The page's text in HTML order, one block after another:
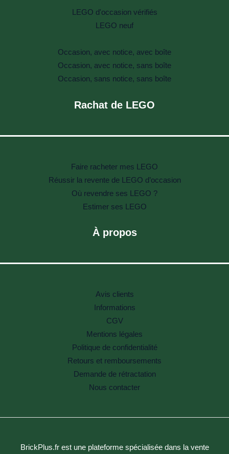
LEGO d'occasion vérifiés
LEGO neuf
Occasion, avec notice, avec boîte
Occasion, avec notice, sans boîte
Occasion, sans notice, sans boîte
Rachat de LEGO
Faire racheter mes LEGO
Réussir la revente de LEGO d’occasion
Où revendre ses LEGO ?
Estimer ses LEGO
À propos
Avis clients
Informations
CGV
Mentions légales
Politique de confidentialité
Retours et remboursements
Demande de rétractation
Nous contacter
BrickPlus.fr est une plateforme spécialisée dans la vente